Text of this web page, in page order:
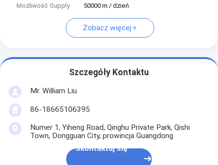
Możliwość Supply 50000 m / dzień
Zobacz więcej
Szczegóły Kontaktu
Mr. William Liu
86-18665106395
Numer 1, Yiheng Road, Qinghu Private Park, Qishi
Town, Dongguan City, prowincja Guangdong
Skontaktuj się